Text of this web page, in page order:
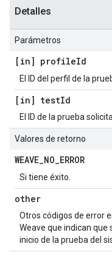
Detalles
Parámetros
[in] profileId
El ID del perfil de la
[in] testId
El ID de la prueba
Valores de retorno
WEAVE_NO_ERROR
Si tiene éxito.
other
Otros códigos de error
Weave que indican que
inicio de la prueba del